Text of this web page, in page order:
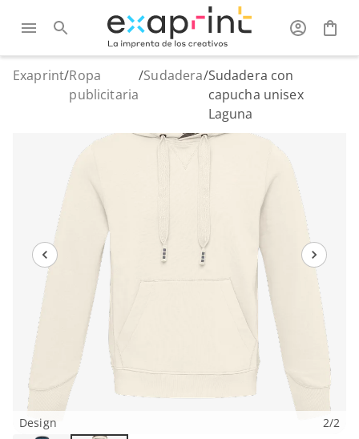
Exaprint/Ropa
publicitaria
/Sudadera/Sudadera con
capucha unisex
Laguna
Design 2/2